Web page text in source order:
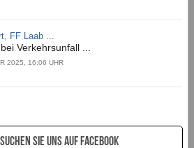
FF Laab ...
Verkehrsunfall ...
2025, 16:06 UHR
sie uns auf Facebook